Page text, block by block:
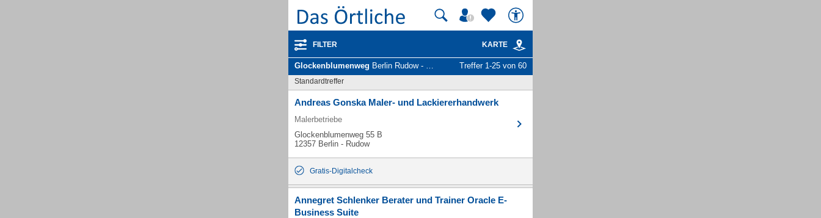
FILTER KARTE
Glockenblumenweg Berlin Rudow - Unternehmen und Personen Treffer 1-25 von 60
Standardtreffer
Andreas Gonska Maler- und Lackiererhandwerk
Malerbetriebe
Glockenblumenweg 55 B
12357 Berlin - Rudow
Gratis-Digitalcheck
Annegret Schlenker Berater und Trainer Oracle E-
Business Suite